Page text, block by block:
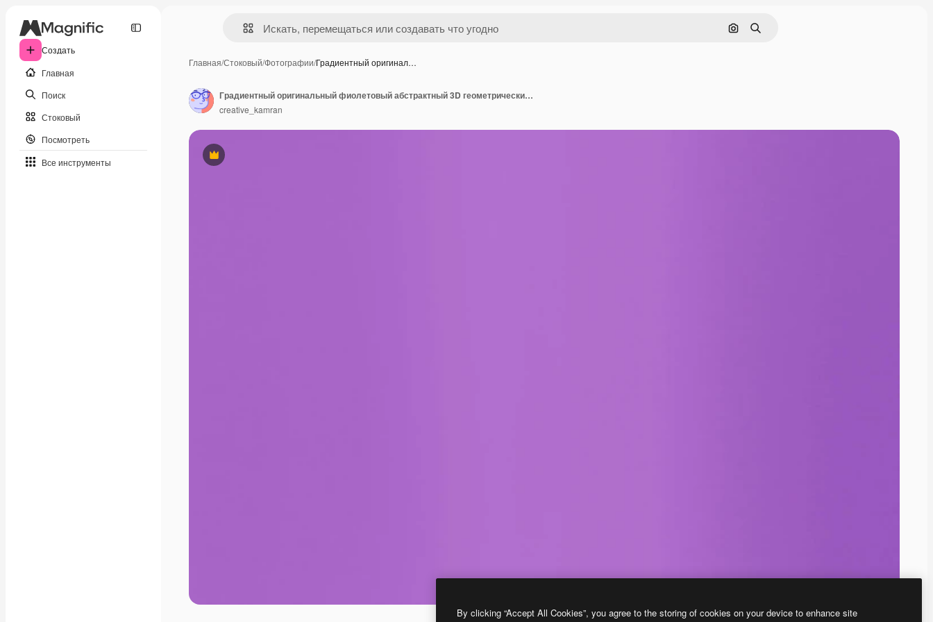
Создать
Главная
Поиск
Стоковый
Посмотреть
Все инструменты
Поиск по изображению
Поиск
Главная/Стоковый/Фотографии/Градиентный оригинал…
Премиум
Градиентный оригинальный фиолетовый абстрактный 3D геометрический дизайн фона
creative_kamran
By clicking “Accept All Cookies”, you agree to the storing of cookies on your device to enhance site